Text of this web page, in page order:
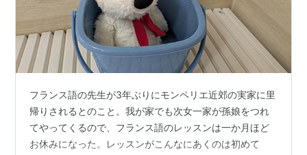
フランス語の先生が3年ぶりにモンペリエ近郊の実家に里
帰りされるとのこと。我が家でも次女一家が孫娘をつれ
てやってくるので、フランス語のレッスンは一か月ほど
お休みになった。レッスンがこんなにあくのは初めて